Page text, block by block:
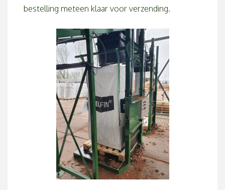
bestelling meteen klaar voor verzending.